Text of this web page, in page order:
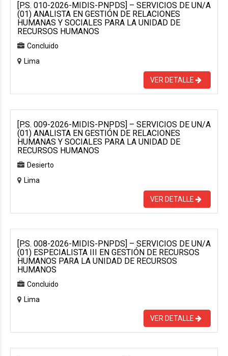
[P.S. 010-2026-MIDIS-PNPDS] – SERVICIOS DE UN/A
(01) ANALISTA EN GESTIÓN DE RELACIONES
HUMANAS Y SOCIALES PARA LA UNIDAD DE
RECURSOS HUMANOS
Concluido
Lima
VER DETALLE
[P.S. 009-2026-MIDIS-PNPDS] – SERVICIOS DE UN/A
(01) ANALISTA EN GESTIÓN DE RELACIONES
HUMANAS Y SOCIALES PARA LA UNIDAD DE
RECURSOS HUMANOS
Desierto
Lima
VER DETALLE
[P.S. 008-2026-MIDIS-PNPDS] – SERVICIOS DE UN/A
(01) ESPECIALISTA III EN GESTIÓN DE RECURSOS
HUMANOS PARA LA UNIDAD DE RECURSOS
HUMANOS
Concluido
Lima
VER DETALLE